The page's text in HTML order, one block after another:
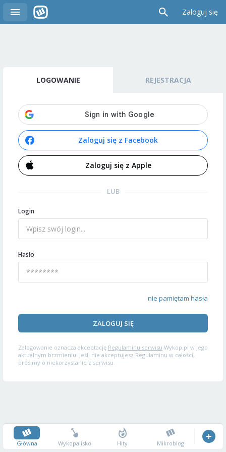
Zaloguj się
LOGOWANIE REJESTRACJA
Zaloguj się z Facebook
Zaloguj się z Apple
LUB
Login
Hasło
nie pamiętam hasła
ZALOGUJ SIĘ
Zalogowanie oznacza akceptację Regulaminu serwisu Wykop.pl w jego
aktualnym brzmieniu. Jeśli nie akceptujesz Regulaminu w całości,
prosimy o niekorzystanie z serwisu.
Główna Wykopalisko Hity Mikroblog